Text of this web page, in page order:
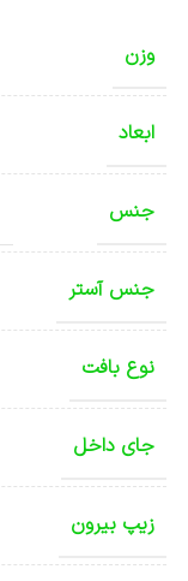
وزن
ابعاد
جنس
جنس آستر
نوع بافت
جای داخل
زیپ بیرون